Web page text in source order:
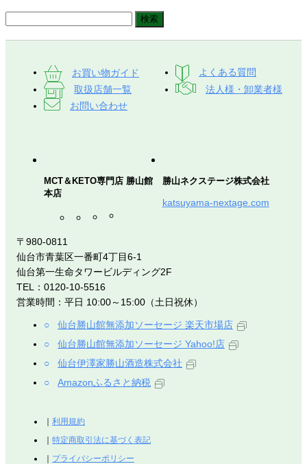
お買い物ガイド
よくある質問
取扱店舗一覧
法人様・卸業者様
お問い合わせ
MCT＆KETO専門店 勝山館
本店
勝山ネクステージ株式会社
katsuyama-nextage.com
〒980-0811
仙台市青葉区一番町4丁目6-1
仙台第一生命タワービルディング2F
TEL：0120-10-5516
営業時間：平日 10:00～15:00（土日祝休）
仙台勝山館無添加ソーセージ 楽天市場店
仙台勝山館無添加ソーセージ Yahoo!店
仙台伊澤家勝山酒造株式会社
Amazonふるさと納税
利用規約
特定商取引法に基づく表記
プライバシーポリシー